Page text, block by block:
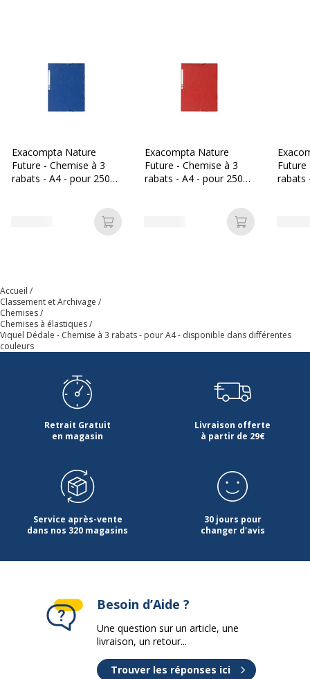
Taille du produit 245 x 320 mm
Disponible en différents
Caractéristiques générales
Caractéristiques générales
Type de produit Chemise à 3 rabats
Code barre maitre 3135251338798
Marque
Référence produit fabricant
Exacompta Nature
Future - Chemise à 3
rabats - A4 - pour 250
Ajouter au panier
Exacompta Nature
Future - Chemise à 3
rabats - A4 - pour 250
Ajouter au
Future
rabats
Accueil
Classement et Archivage
Chemises
Chemises à élastiques
Viquel Dédale - Chemise à 3 rabats - pour A4 - disponible dans différentes
couleurs
Retrait Gratuit
en magasin
Livraison offerte
à partir de 29€
Service après-vente
dans nos 320 magasins
30 jours pour
changer d'avis
Besoin d’Aide ?
Une question sur un article, une
livraison, un retour...
Trouver les réponses ici